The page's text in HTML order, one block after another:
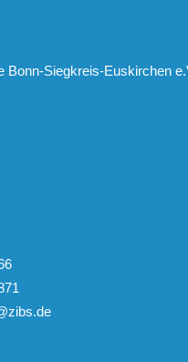
Bonn-Siegkreis-Euskirchen